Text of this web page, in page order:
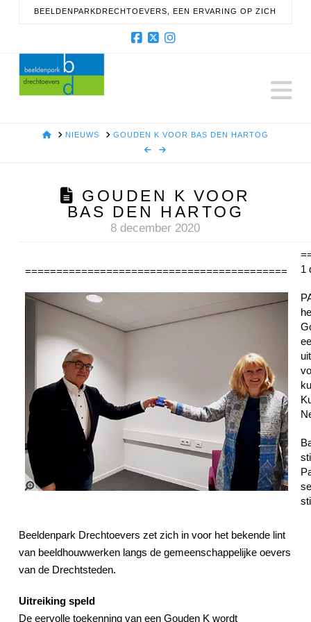
BEELDENPARKDRECHTOEVERS, EEN ERVARING OP ZICH
HOMENIEUWS GOUDEN K VOOR BAS DEN HARTOG
GOUDEN K VOOR
BAS DEN HARTOG
8 december 2020
==========================================
1
Beeldenpark Drechtoevers zet zich in voor het bekende lint
van beeldhouwwerken langs de gemeenschappelijke oevers
van de Drechtsteden.
Uitreiking speld
De eervolle toekenning van een Gouden K wordt